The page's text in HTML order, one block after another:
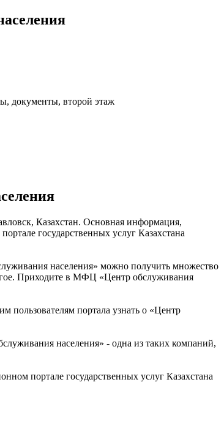
документы, второй этаж
Казахстан. Основная информация,
государственных услуг Казахстана
населения» можно получить множество
Приходите в МФЦ «Центр обслуживания
пользователям портала узнать о «Центр
населения» - одна из таких компаний,
портале государственных услуг Казахстана